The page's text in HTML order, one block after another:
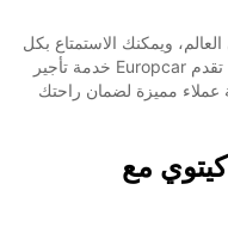
ويمكنك الاستمتاع بكل
لحظة فيها عند تأجير سيارة من Europcar. تقدم Europcar خدمة تأجير
عملاء مميزة لضمان راحتك
مع